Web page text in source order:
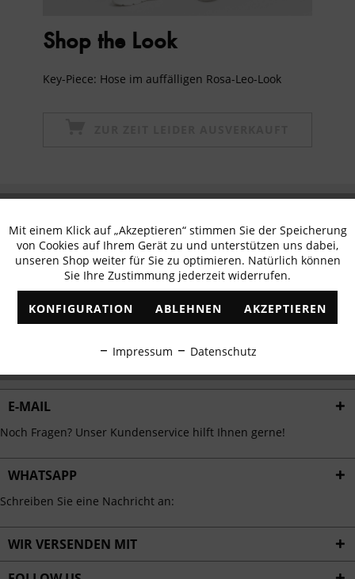
Shop the Look
Key-Piece: Hose im auffälligen Rosa-Leo-Look
erhalten
✓ Exklusive Angebote ✓ Die aktuellsten Trends
E-MAIL
Noch Fragen? Unser Kundenservice hilft Ihnen gerne!
WHATSAPP
Schreiben Sie eine Nachricht an:
WIR VERSENDEN MIT
Funktionale Aktiv
Marketing Inaktiv
Tracking Inaktiv
Personalisierung Inaktiv
Service
Mit einem Klick auf „Akzeptieren“ stimmen Sie der Speicherung
von Cookies auf Ihrem Gerät zu und unterstützen uns dabei,
unseren Shop weiter für Sie zu optimieren. Natürlich können
Sie Ihre Zustimmung jederzeit widerrufen.
KONFIGURATION ABLEHNEN AKZEPTIEREN
Impressum Datenschutz